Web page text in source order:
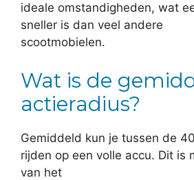
ideale omstandigheden, wat
sneller is dan veel andere
scootmobielen.
Wat is de
actieradius?
Gemiddeld kun je tussen de
rijden op een volle accu. Dit is
van het